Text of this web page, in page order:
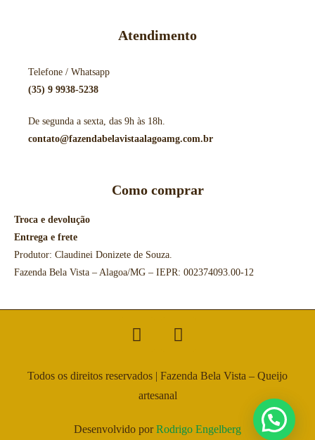
Atendimento
Telefone / Whatsapp
(35) 9 9938-5238
De segunda a sexta, das 9h às 18h.
contato@fazendabelavistaalagoamg.com.br
Como comprar
Troca e devolução
Entrega e frete
Produtor: Claudinei Donizete de Souza.
Fazenda Bela Vista – Alagoa/MG – IEPR: 002374093.00-12
Todos os direitos reservados | Fazenda Bela Vista – Queijo
artesanal
Desenvolvido por Rodrigo Engelberg